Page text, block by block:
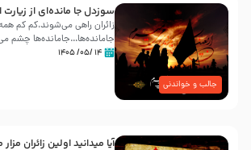
جالب و خواندنی
سوزدل جا مانده‌ای از زیارت
زائران راهی می‌شوند،کم‌ کم
جامانده‌ها…جامانده‌ها چشم
۱۴ /۰۵/ ۱۴۰۵
آیا میدانید اولین زائران